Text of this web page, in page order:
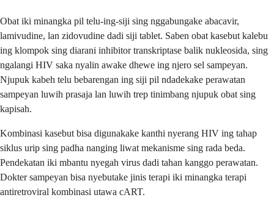
Obat iki minangka pil telu-ing-siji sing nggabungake abacavir,
lamivudine, lan zidovudine dadi siji tablet. Saben obat kasebut kalebu
ing klompok sing diarani inhibitor transkriptase balik nukleosida, sing
ngalangi HIV saka nyalin awake dhewe ing njero sel sampeyan.
Njupuk kabeh telu bebarengan ing siji pil ndadekake perawatan
sampeyan luwih prasaja lan luwih trep tinimbang njupuk obat sing
kapisah.
Kombinasi kasebut bisa digunakake kanthi nyerang HIV ing tahap
siklus urip sing padha nanging liwat mekanisme sing rada beda.
Pendekatan iki mbantu nyegah virus dadi tahan kanggo perawatan.
Dokter sampeyan bisa nyebutake jinis terapi iki minangka terapi
antiretroviral kombinasi utawa cART.